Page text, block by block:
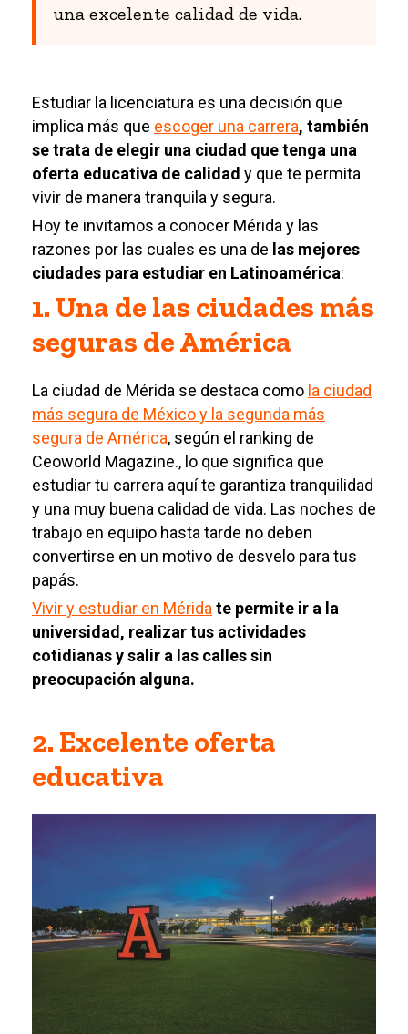
una excelente calidad de vida.
Estudiar la licenciatura es una decisión que
implica más que escoger una carrera, también
se trata de elegir una ciudad que tenga una
oferta educativa de calidad y que te permita
vivir de manera tranquila y segura.
Hoy te invitamos a conocer Mérida y las
razones por las cuales es una de las mejores
ciudades para estudiar en Latinoamérica:
1. Una de las ciudades más
seguras de América
La ciudad de Mérida se destaca como la ciudad
más segura de México y la segunda más
segura de América, según el ranking de
Ceoworld Magazine., lo que significa que
estudiar tu carrera aquí te garantiza tranquilidad
y una muy buena calidad de vida. Las noches de
trabajo en equipo hasta tarde no deben
convertirse en un motivo de desvelo para tus
papás.
Vivir y estudiar en Méridate permite ir a la
universidad, realizar tus actividades
cotidianas y salir a las calles sin
preocupación alguna.
2. Excelente oferta
educativa